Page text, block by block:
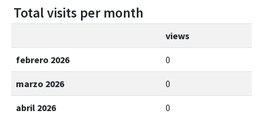
Total visits per month
views
febrero 2026 0
marzo 2026 0
abril 2026 0